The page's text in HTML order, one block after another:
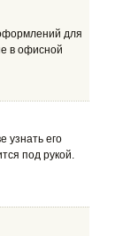
для
в офисной
узнать его
под рукой.